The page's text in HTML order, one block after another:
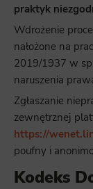
praktyk
Wdrożenie
nałożone na
2019/1937 w
naruszenia
Zgłaszanie
zewnętrznej
https://
poufny i
Kodeks